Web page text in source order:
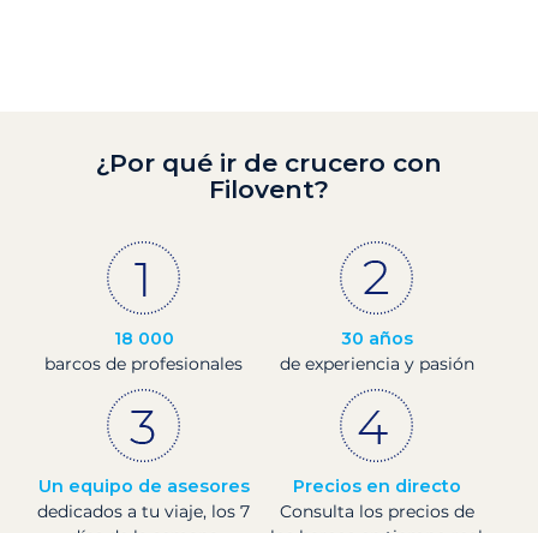
¿Por qué ir de crucero con
Filovent?
18 000
barcos de profesionales
30 años
de experiencia y pasión
Un equipo de asesores
dedicados a tu viaje, los 7
Precios en directo
Consulta los precios de